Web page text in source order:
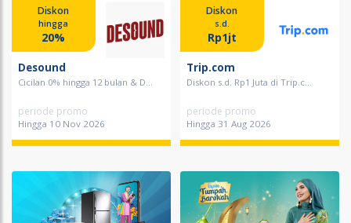
Diskon
hingga
20%
Desound
Cicilan 0% hingga 12 bulan & D...
periode promo
Hingga 10 Nov 2026
Diskon
s.d.
Rp1jt
Trip.com
Diskon s.d. Rp1 Juta di Trip.c...
periode promo
Hingga 31 Aug 2026